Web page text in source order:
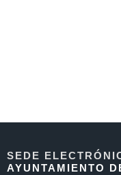
SEDE
AYUNTAMIENTO